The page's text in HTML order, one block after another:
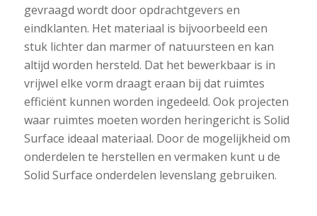
gevraagd wordt door opdrachtgevers en
eindklanten. Het materiaal is bijvoorbeeld een
stuk lichter dan marmer of natuursteen en kan
altijd worden hersteld. Dat het bewerkbaar is in
vrijwel elke vorm draagt eraan bij dat ruimtes
efficiënt kunnen worden ingedeeld. Ook projecten
waar ruimtes moeten worden heringericht is Solid
Surface ideaal materiaal. Door de mogelijkheid om
onderdelen te herstellen en vermaken kunt u de
Solid Surface onderdelen levenslang gebruiken.